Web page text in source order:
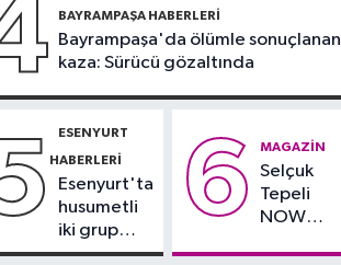
21:17"Karaciğerim
yağlı" demeyin,
önlemini alın
BAYRAMPAŞA HABERLERI
Bayrampaşa'da ölümle sonuçlanan
kaza: Sürücü gözaltında
ESENYURT
HABERLERI
Esenyurt'ta
husumetli
iki grup
arasında
6 MAGAZIN
Selçuk
Tepeli
NOW